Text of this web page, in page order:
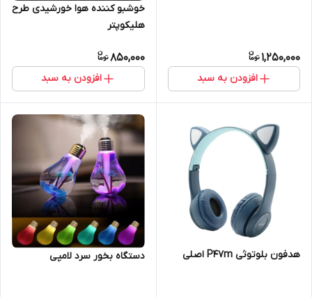
1,250,000
افزودن به سبد
خوشبو کننده هوا خورشیدی طرح
هلیکوپتر
850,000
افزودن به سبد
هدفون بلوتوثی P47m اصلی دستگاه بخور سرد لامپی